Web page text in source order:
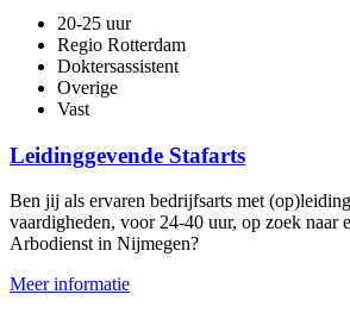
20-25 uur
Regio Rotterdam
Doktersassistent
Overige
Vast
Leidinggevende Stafarts
Ben jij als ervaren bedrijfsarts met
vaardigheden, voor 24-40 uur, op zoek naar
Arbodienst in Nijmegen?
Meer informatie